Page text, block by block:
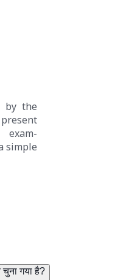
by the
exam-
simple
गया है?